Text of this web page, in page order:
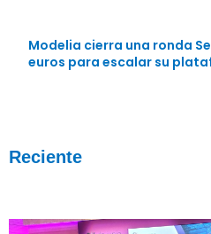
Modelia cierra una ronda
euros para escalar su
Reciente